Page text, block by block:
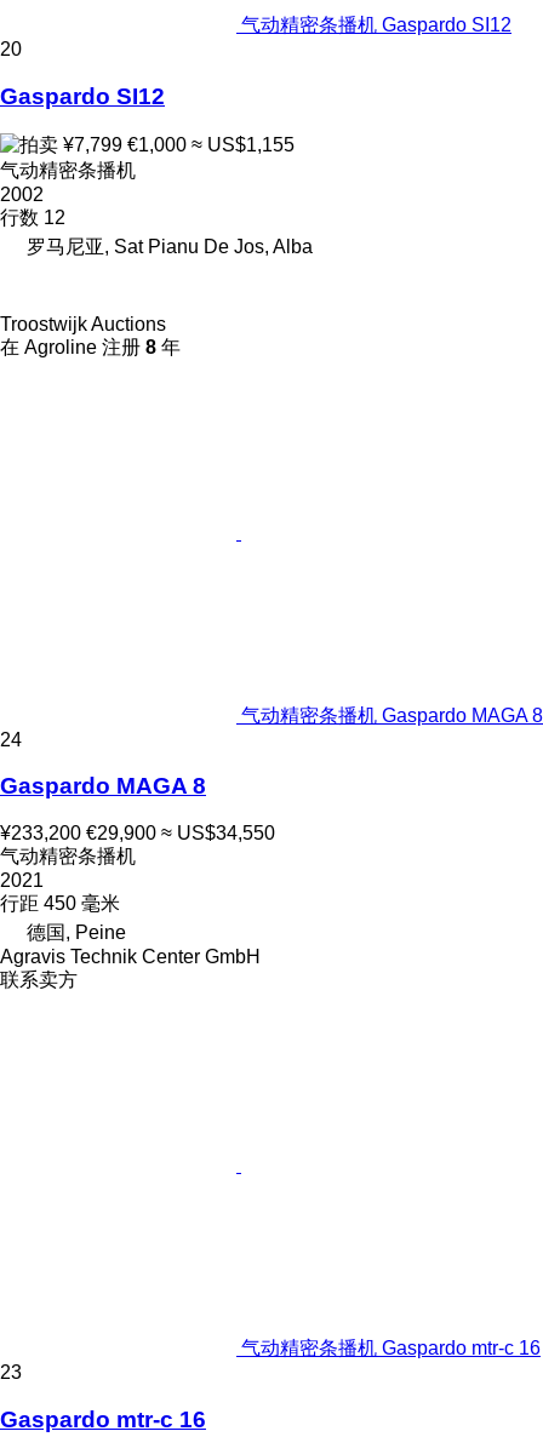
气动精密条播机 Gaspardo SI12
20
Gaspardo SI12
¥7,799 €1,000 ≈ US$1,155
气动精密条播机
2002
行数 12
罗马尼亚, Sat Pianu De Jos, Alba
Troostwijk Auctions
在 Agroline 注册 8 年
气动精密条播机 Gaspardo MAGA 8
24
Gaspardo MAGA 8
¥233,200 €29,900 ≈ US$34,550
气动精密条播机
2021
行距 450 毫米
德国, Peine
Agravis Technik Center GmbH
联系卖方
气动精密条播机 Gaspardo mtr-c 16
23
Gaspardo mtr-c 16